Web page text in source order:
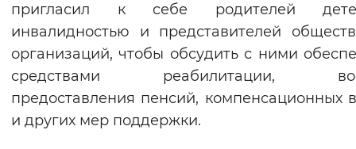
Монохромный Инверсивный
Синий фон
Изображения
Включены
пригласил к себе родителей
инвалидностью и представителей
организаций, чтобы обсудить с ними
средствами реабилитации,
предоставления пенсий, компенсационных
и других мер поддержки.